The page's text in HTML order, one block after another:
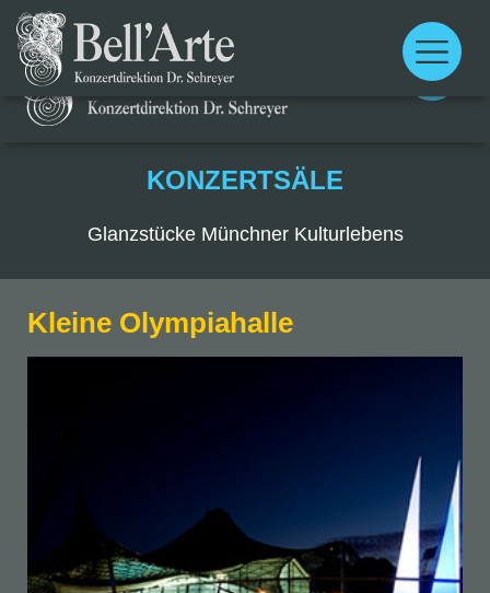
Main
menu
Main
menu
KONZERTSÄLE
Glanzstücke Münchner Kulturlebens
Kleine Olympiahalle